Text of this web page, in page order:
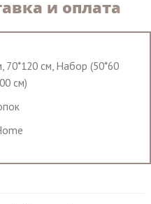
и оплата
70*120 см, Набор (50*60
см)